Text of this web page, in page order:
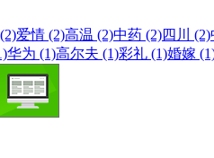
爱情 (2)高温 (2)中药 (2)四川 (2)
华为 (1)高尔夫 (1)彩礼 (1)婚嫁